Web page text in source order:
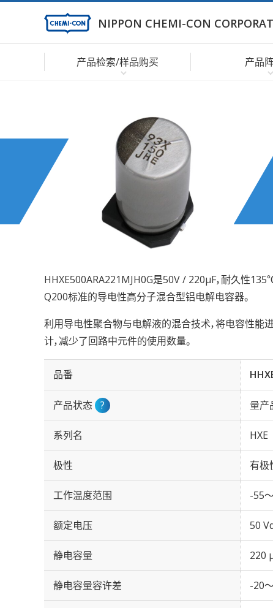
NIPPON CHEMI-CON
产品检索/样品购买 产品
HHXE500ARA221MJH0G是50V / 220µF，耐久性
Q200标准的导电性高分子混合型铝电解电容器。
利用导电性聚合物与电解液的混合技术，将电容性能
计，减少了回路中元件的使用数量。
品番
产品状态 ? 量产
系列名 HXE
极性 有极
工作温度范围 -55
额定电压 50
静电容量 220
静电容量容许差 -20